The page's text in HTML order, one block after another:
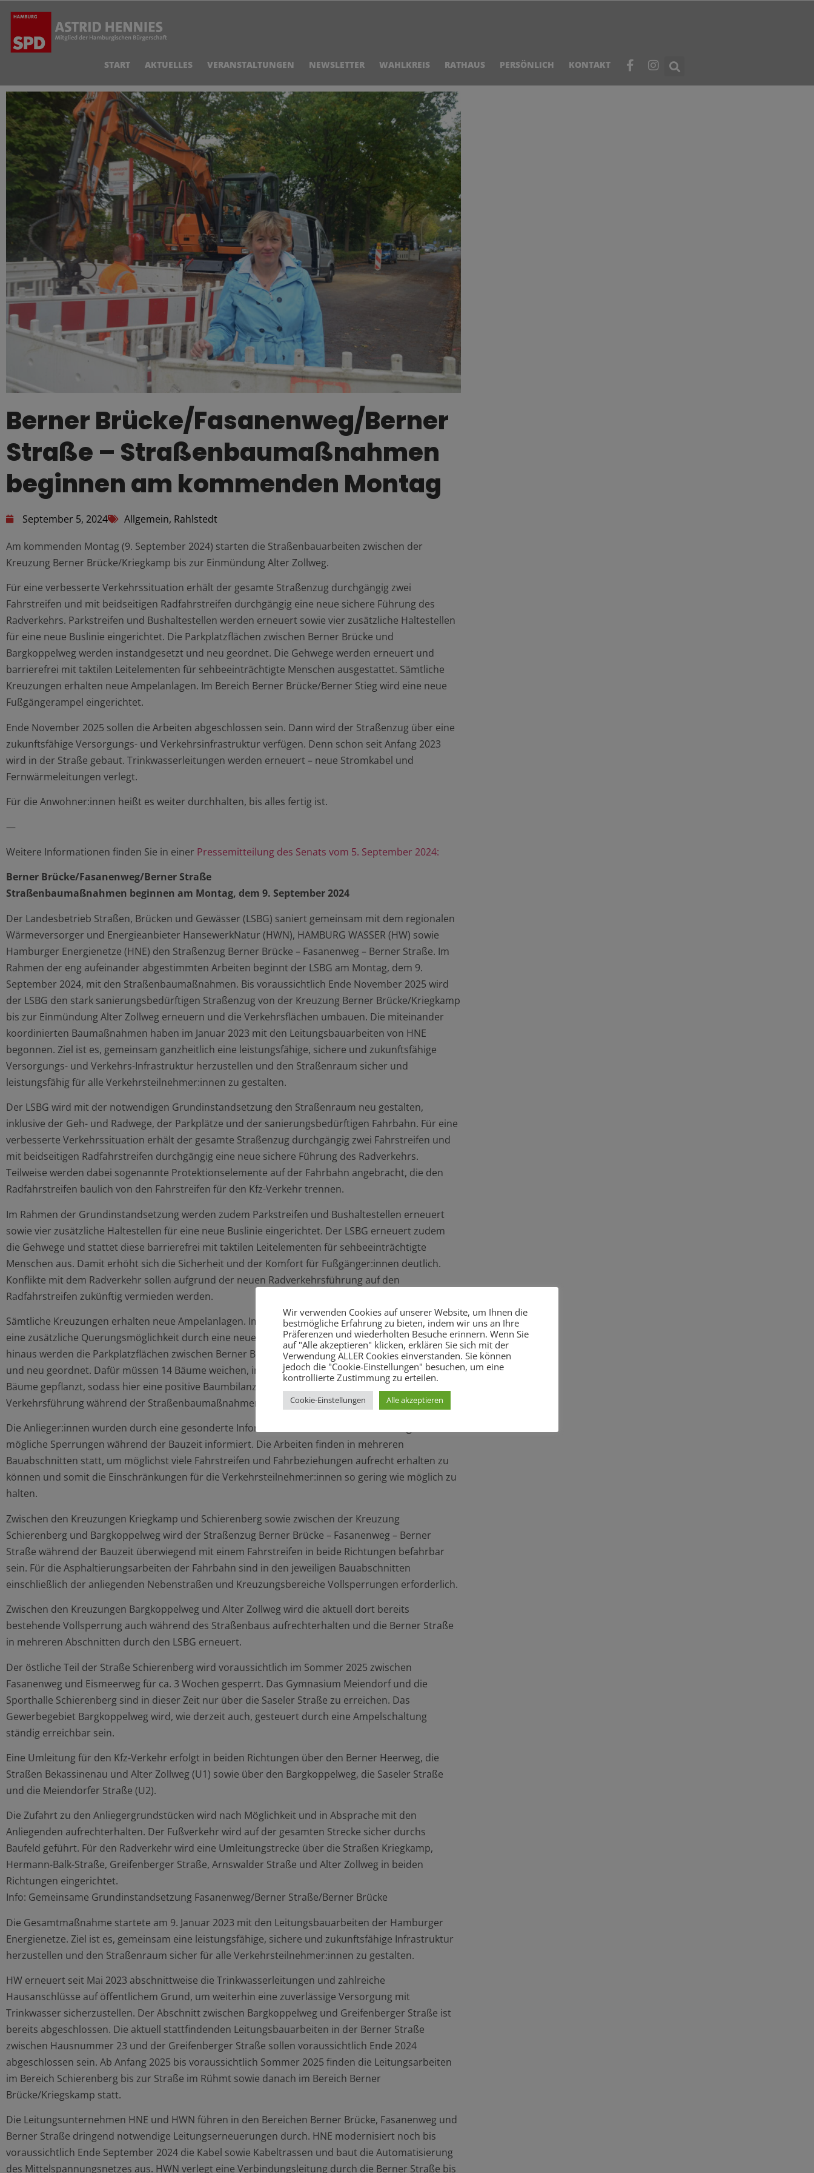
START AKTUELLES VERANSTALTUNGEN NEWSLETTER WAHLKREIS RATHAUS PERSÖNLICH KONTAKT
Berner Brücke/Fasanenweg/Berner
Straße – Straßenbaumaßnahmen
beginnen am kommenden Montag
September 5, 2024 Allgemein, Rahlstedt
Am kommenden Montag (9. September 2024) starten die Straßenbauarbeiten zwischen der
Kreuzung Berner Brücke/Kriegkamp bis zur Einmündung Alter Zollweg.
Für eine verbesserte Verkehrssituation erhält der gesamte Straßenzug durchgängig zwei
Fahrstreifen und mit beidseitigen Radfahrstreifen durchgängig eine neue sichere Führung des
Radverkehrs. Parkstreifen und Bushaltestellen werden erneuert sowie vier zusätzliche Haltestellen
für eine neue Buslinie eingerichtet. Die Parkplatzflächen zwischen Berner Brücke und
Bargkoppelweg werden instandgesetzt und neu geordnet. Die Gehwege werden erneuert und
barrierefrei mit taktilen Leitelementen für sehbeeinträchtigte Menschen ausgestattet. Sämtliche
Kreuzungen erhalten neue Ampelanlagen. Im Bereich Berner Brücke/Berner Stieg wird eine neue
Fußgängerampel eingerichtet.
Ende November 2025 sollen die Arbeiten abgeschlossen sein. Dann wird der Straßenzug über eine
zukunftsfähige Versorgungs- und Verkehrsinfrastruktur verfügen. Denn schon seit Anfang 2023
wird in der Straße gebaut. Trinkwasserleitungen werden erneuert – neue Stromkabel und
Fernwärmeleitungen verlegt.
Für die Anwohner:innen heißt es weiter durchhalten, bis alles fertig ist.
—
Weitere Informationen finden Sie in einer Pressemitteilung des Senats vom 5. September 2024:
Berner Brücke/Fasanenweg/Berner Straße
Straßenbaumaßnahmen beginnen am Montag, dem 9. September 2024
Der Landesbetrieb Straßen, Brücken und Gewässer (LSBG) saniert gemeinsam mit dem regionalen
Wärmeversorger und Energieanbieter HansewerkNatur (HWN), HAMBURG WASSER (HW) sowie
Hamburger Energienetze (HNE) den Straßenzug Berner Brücke – Fasanenweg – Berner Straße. Im
Rahmen der eng aufeinander abgestimmten Arbeiten beginnt der LSBG am Montag, dem 9.
September 2024, mit den Straßenbaumaßnahmen. Bis voraussichtlich Ende November 2025 wird
der LSBG den stark sanierungsbedürftigen Straßenzug von der Kreuzung Berner Brücke/Kriegkamp
bis zur Einmündung Alter Zollweg erneuern und die Verkehrsflächen umbauen. Die miteinander
koordinierten Baumaßnahmen haben im Januar 2023 mit den Leitungsbauarbeiten von HNE
begonnen. Ziel ist es, gemeinsam ganzheitlich eine leistungsfähige, sichere und zukunftsfähige
Versorgungs- und Verkehrs-Infrastruktur herzustellen und den Straßenraum sicher und
leistungsfähig für alle Verkehrsteilnehmer:innen zu gestalten.
Der LSBG wird mit der notwendigen Grundinstandsetzung den Straßenraum neu gestalten,
inklusive der Geh- und Radwege, der Parkplätze und der sanierungsbedürftigen Fahrbahn. Für eine
verbesserte Verkehrssituation erhält der gesamte Straßenzug durchgängig zwei Fahrstreifen und
mit beidseitigen Radfahrstreifen durchgängig eine neue sichere Führung des Radverkehrs.
Teilweise werden dabei sogenannte Protektionselemente auf der Fahrbahn angebracht, die den
Radfahrstreifen baulich von den Fahrstreifen für den Kfz-Verkehr trennen.
Im Rahmen der Grundinstandsetzung werden zudem Parkstreifen und Bushaltestellen erneuert
sowie vier zusätzliche Haltestellen für eine neue Buslinie eingerichtet. Der LSBG erneuert zudem
die Gehwege und stattet diese barrierefrei mit taktilen Leitelementen für sehbeeinträchtigte
Menschen aus. Damit erhöht sich die Sicherheit und der Komfort für Fußgänger:innen deutlich.
Konflikte mit dem Radverkehr sollen aufgrund der neuen Radverkehrsführung auf den
Radfahrstreifen zukünftig vermieden werden.
Sämtliche Kreuzungen erhalten neue Ampelanlagen. Im Bereich Berner Brücke/Berner Stieg wird
eine zusätzliche Querungsmöglichkeit durch eine neue Fußgängerampel eingerichtet. Darüber
hinaus werden die Parkplatzflächen zwischen Berner Brücke und Bargkoppelweg instandgesetzt
und neu geordnet. Dafür müssen 14 Bäume weichen, im gleichen Bereich werden jedoch 39 neue
Bäume gepflanzt, sodass hier eine positive Baumbilanz erzielt wird.
Verkehrsführung während der Straßenbaumaßnahmen
Die Anlieger:innen wurden durch eine gesonderte Information über die Verkehrsführung und
mögliche Sperrungen während der Bauzeit informiert. Die Arbeiten finden in mehreren
Bauabschnitten statt, um möglichst viele Fahrstreifen und Fahrbeziehungen aufrecht erhalten zu
können und somit die Einschränkungen für die Verkehrsteilnehmer:innen so gering wie möglich zu
halten.
Zwischen den Kreuzungen Kriegkamp und Schierenberg sowie zwischen der Kreuzung
Schierenberg und Bargkoppelweg wird der Straßenzug Berner Brücke – Fasanenweg – Berner
Straße während der Bauzeit überwiegend mit einem Fahrstreifen in beide Richtungen befahrbar
sein. Für die Asphaltierungsarbeiten der Fahrbahn sind in den jeweiligen Bauabschnitten
einschließlich der anliegenden Nebenstraßen und Kreuzungsbereiche Vollsperrungen erforderlich.
Zwischen den Kreuzungen Bargkoppelweg und Alter Zollweg wird die aktuell dort bereits
bestehende Vollsperrung auch während des Straßenbaus aufrechterhalten und die Berner Straße
in mehreren Abschnitten durch den LSBG erneuert.
Der östliche Teil der Straße Schierenberg wird voraussichtlich im Sommer 2025 zwischen
Fasanenweg und Eismeerweg für ca. 3 Wochen gesperrt. Das Gymnasium Meiendorf und die
Sporthalle Schierenberg sind in dieser Zeit nur über die Saseler Straße zu erreichen. Das
Gewerbegebiet Bargkoppelweg wird, wie derzeit auch, gesteuert durch eine Ampelschaltung
ständig erreichbar sein.
Eine Umleitung für den Kfz-Verkehr erfolgt in beiden Richtungen über den Berner Heerweg, die
Straßen Bekassinenau und Alter Zollweg (U1) sowie über den Bargkoppelweg, die Saseler Straße
und die Meiendorfer Straße (U2).
Die Zufahrt zu den Anliegergrundstücken wird nach Möglichkeit und in Absprache mit den
Anliegenden aufrechterhalten. Der Fußverkehr wird auf der gesamten Strecke sicher durchs
Baufeld geführt. Für den Radverkehr wird eine Umleitungstrecke über die Straßen Kriegkamp,
Hermann-Balk-Straße, Greifenberger Straße, Arnswalder Straße und Alter Zollweg in beiden
Richtungen eingerichtet.
Info: Gemeinsame Grundinstandsetzung Fasanenweg/Berner Straße/Berner Brücke
Die Gesamtmaßnahme startete am 9. Januar 2023 mit den Leitungsbauarbeiten der Hamburger
Energienetze. Ziel ist es, gemeinsam eine leistungsfähige, sichere und zukunftsfähige Infrastruktur
herzustellen und den Straßenraum sicher für alle Verkehrsteilnehmer:innen zu gestalten.
HW erneuert seit Mai 2023 abschnittweise die Trinkwasserleitungen und zahlreiche
Hausanschlüsse auf öffentlichem Grund, um weiterhin eine zuverlässige Versorgung mit
Trinkwasser sicherzustellen. Der Abschnitt zwischen Bargkoppelweg und Greifenberger Straße ist
bereits abgeschlossen. Die aktuell stattfindenden Leitungsbauarbeiten in der Berner Straße
zwischen Hausnummer 23 und der Greifenberger Straße sollen voraussichtlich Ende 2024
abgeschlossen sein. Ab Anfang 2025 bis voraussichtlich Sommer 2025 finden die Leitungsarbeiten
im Bereich Schierenberg bis zur Straße im Rühmt sowie danach im Bereich Berner
Brücke/Kriegskamp statt.
Die Leitungsunternehmen HNE und HWN führen in den Bereichen Berner Brücke, Fasanenweg und
Berner Straße dringend notwendige Leitungserneuerungen durch. HNE modernisiert noch bis
voraussichtlich Ende September 2024 die Kabel sowie Kabeltrassen und baut die Automatisierung
des Mittelspannungsnetzes aus. HWN verlegt eine Verbindungsleitung durch die Berner Straße bis
Wir verwenden Cookies auf unserer Website, um Ihnen die
bestmögliche Erfahrung zu bieten, indem wir uns an Ihre
Präferenzen und wiederholten Besuche erinnern. Wenn Sie
auf "Alle akzeptieren" klicken, erklären Sie sich mit der
Verwendung ALLER Cookies einverstanden. Sie können
jedoch die "Cookie-Einstellungen" besuchen, um eine
kontrollierte Zustimmung zu erteilen.
Cookie-Einstellungen Alle akzeptieren